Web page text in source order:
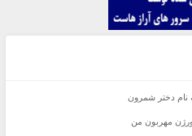
نام دختر شمرون
ورژن مهربون من